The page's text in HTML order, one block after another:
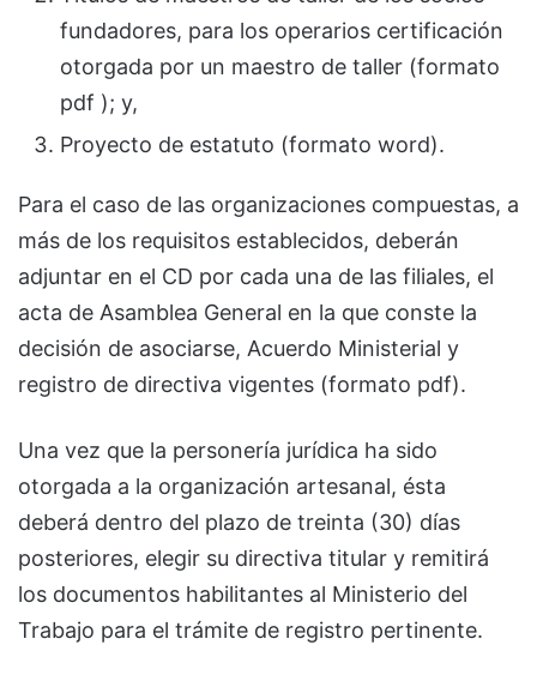
fundadores, para los operarios certificación
otorgada por un maestro de taller (formato
pdf ); y,
Proyecto de estatuto (formato word).
Para el caso de las organizaciones compuestas, a
más de los requisitos establecidos, deberán
adjuntar en el CD por cada una de las filiales, el
acta de Asamblea General en la que conste la
decisión de asociarse, Acuerdo Ministerial y
registro de directiva vigentes (formato pdf).
Una vez que la personería jurídica ha sido
otorgada a la organización artesanal, ésta
deberá dentro del plazo de treinta (30) días
posteriores, elegir su directiva titular y remitirá
los documentos habilitantes al Ministerio del
Trabajo para el trámite de registro pertinente.